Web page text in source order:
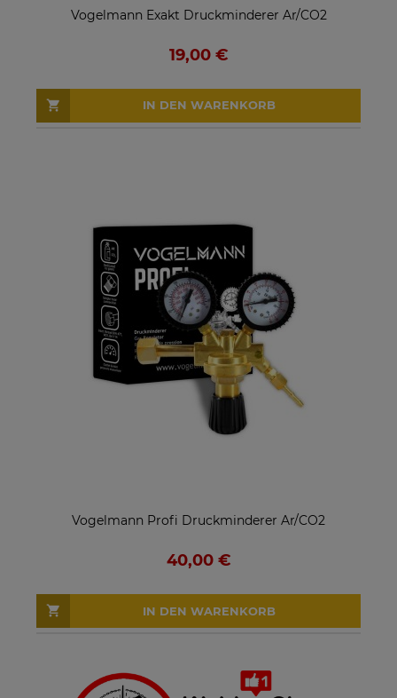
Vogelmann Exakt Druckminderer Ar/CO2
19,00 €
IN DEN WARENKORB
Vogelmann Profi Druckminderer Ar/CO2
40,00 €
IN DEN WARENKORB